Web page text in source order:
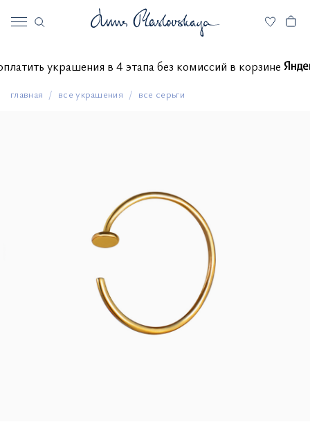
оплатить украшения в 4 этапа без комиссий в корзине
главная все украшения все серьги